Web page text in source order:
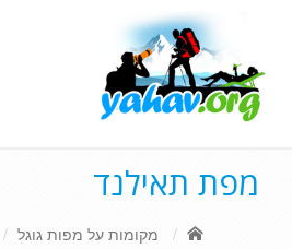
מפת תאילנד
מקומות על מפות גוגל